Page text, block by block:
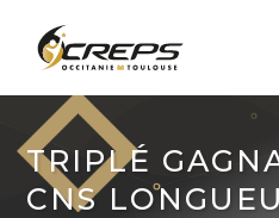
TRIPLÉ
CNS